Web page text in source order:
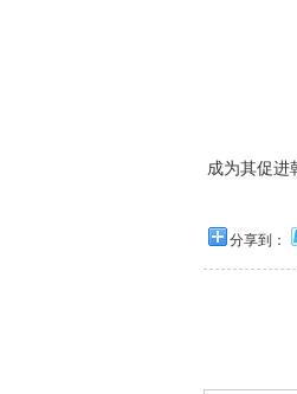
成为其促进
分享到：